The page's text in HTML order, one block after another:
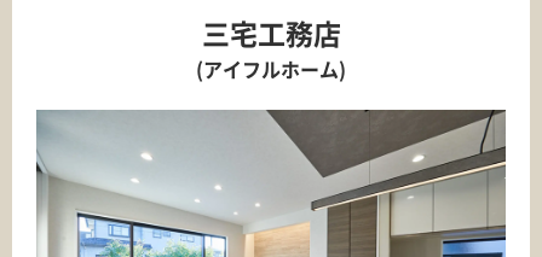
三宅工務店
(アイフルホーム)